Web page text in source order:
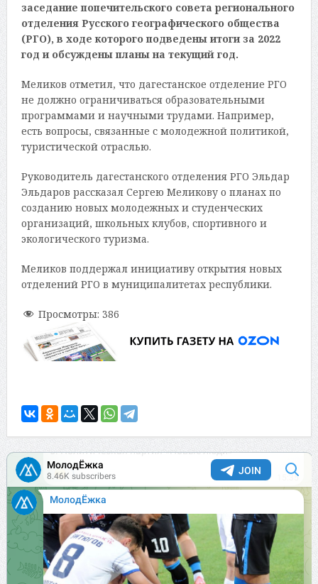
заседание попечительского совета регионального
отделения Русского географического общества
(РГО), в ходе которого подведены итоги за 2022
год и обсуждены планы на текущий год.
Меликов отметил, что дагестанское отделение РГО
не должно ограничиваться образовательными
программами и научными трудами. Например,
есть вопросы, связанные с молодежной политикой,
туристической отраслью.
Руководитель дагестанского отделения РГО Эльдар
Эльдаров рассказал Сергею Меликову о планах по
созданию новых молодежных и студенческих
организаций, школьных клубов, спортивного и
экологического туризма.
Меликов поддержал инициативу открытия новых
отделений РГО в муниципалитетах республики.
Просмотры: 386